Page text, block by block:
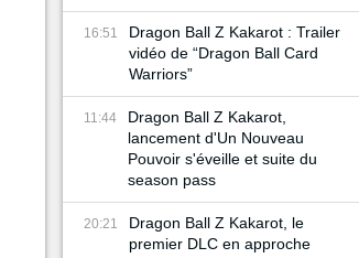
16:51
Dragon Ball Z Kakarot : Trailer
vidéo de “Dragon Ball Card
Warriors”
11:44
Dragon Ball Z Kakarot,
lancement d'Un Nouveau
Pouvoir s'éveille et suite du
season pass
20:21
Dragon Ball Z Kakarot, le
premier DLC en approche